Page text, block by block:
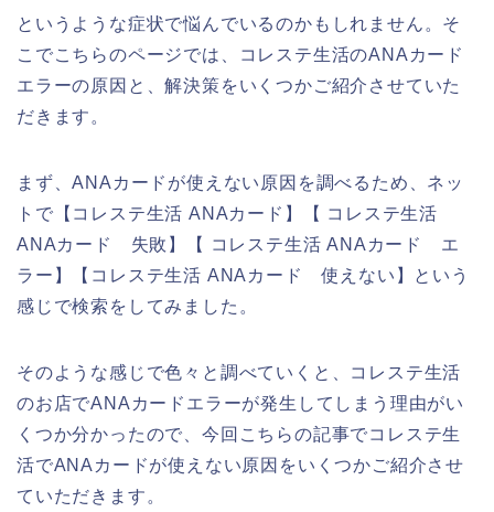
というような症状で悩んでいるのかもしれません。そ
こでこちらのページでは、コレステ生活のANAカード
エラーの原因と、解決策をいくつかご紹介させていた
だきます。
まず、ANAカードが使えない原因を調べるため、ネッ
トで【コレステ生活 ANAカード】【 コレステ生活
ANAカード 失敗】【 コレステ生活 ANAカード エ
ラー】【コレステ生活 ANAカード 使えない】という
感じで検索をしてみました。
そのような感じで色々と調べていくと、コレステ生活
のお店でANAカードエラーが発生してしまう理由がい
くつか分かったので、今回こちらの記事でコレステ生
活でANAカードが使えない原因をいくつかご紹介させ
ていただきます。